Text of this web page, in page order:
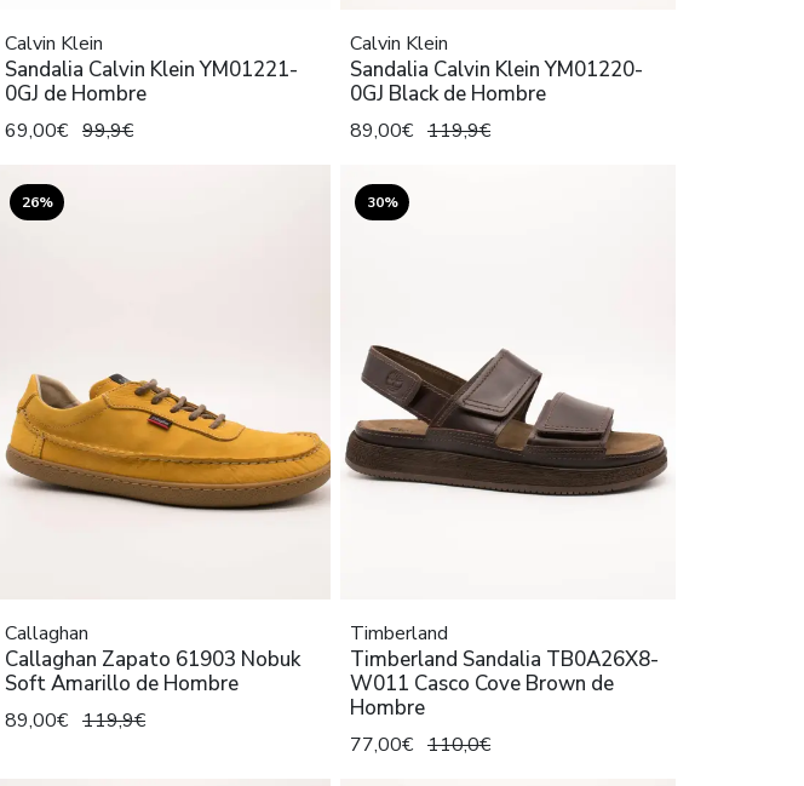
Calvin Klein
Sandalia Calvin Klein YM01221-
0GJ de Hombre
69,00€ 99,9€
Calvin Klein
Sandalia Calvin Klein YM01220-
0GJ Black de Hombre
89,00€ 119,9€
26%
Callaghan
Callaghan Zapato 61903 Nobuk
Soft Amarillo de Hombre
89,00€ 119,9€
30%
Timberland
Timberland Sandalia TB0A26X8-
W011 Casco Cove Brown de
Hombre
77,00€ 110,0€